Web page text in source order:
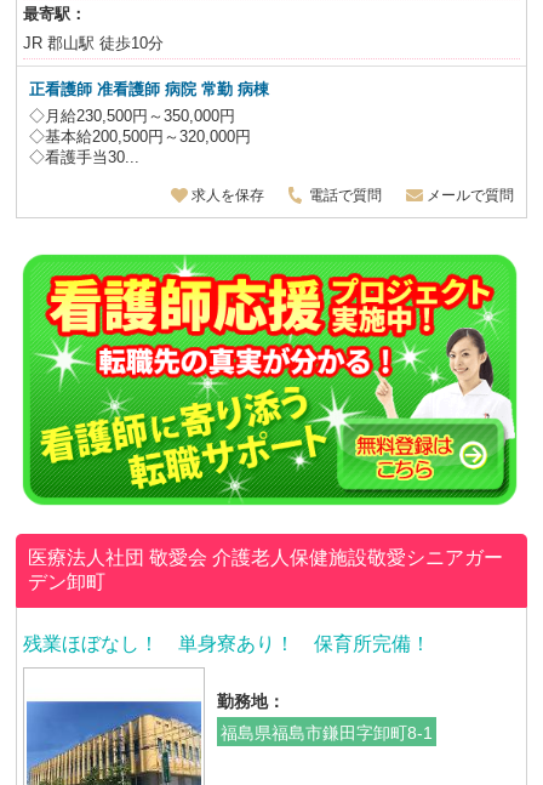
最寄駅：
JR 郡山駅 徒歩10分
正看護師 准看護師 病院 常勤 病棟
◇月給230,500円～350,000円
◇基本給200,500円～320,000円
◇看護手当30...
求人を保存 電話で質問 メールで質問
医療法人社団 敬愛会介護老人保健施設敬愛シニアガー
デン卸町
残業ほぼなし！ 単身寮あり！ 保育所完備！
勤務地：
福島県福島市鎌田字卸町8-1